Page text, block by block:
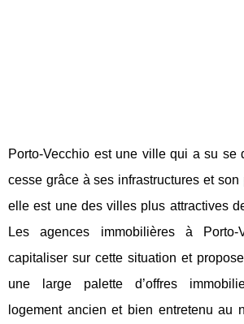
Porto-Vecchio est une ville qui a su se
cesse grâce à ses infrastructures et son
elle est une des villes plus attractives
Les agences immobilières à
capitaliser sur cette situation et
une large palette d’offres
logement ancien et bien entretenu au